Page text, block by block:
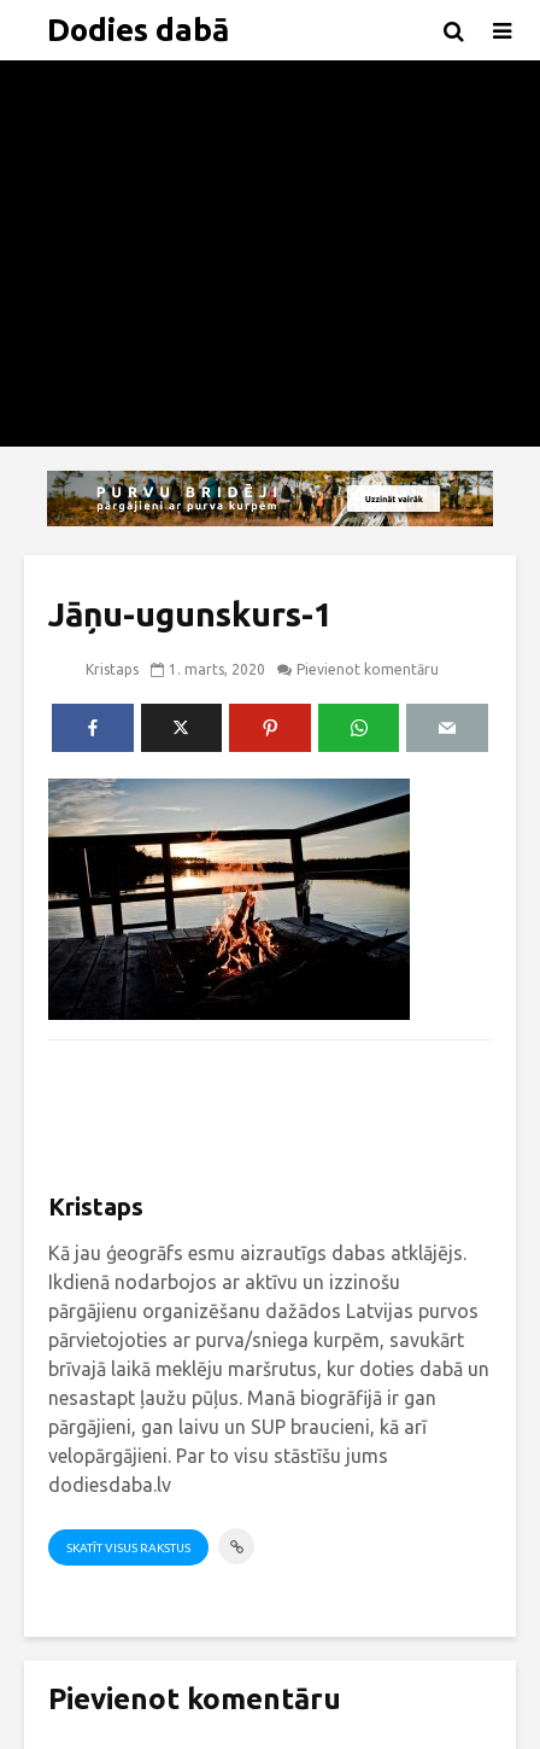
Dodies dabā
Jāņu-ugunskurs-1
Kristaps 1. marts, 2020 Pievienot komentāru
Kristaps
Kā jau ģeogrāfs esmu aizrautīgs dabas atklājējs.
Ikdienā nodarbojos ar aktīvu un izzinošu
pārgājienu organizēšanu dažādos Latvijas purvos
pārvietojoties ar purva/sniega kurpēm, savukārt
brīvajā laikā meklēju maršrutus, kur doties dabā un
nesastapt ļaužu pūļus. Manā biogrāfijā ir gan
pārgājieni, gan laivu un SUP braucieni, kā arī
velopārgājieni. Par to visu stāstīšu jums
dodiesdaba.lv
SKATĪT VISUS RAKSTUS
Pievienot komentāru